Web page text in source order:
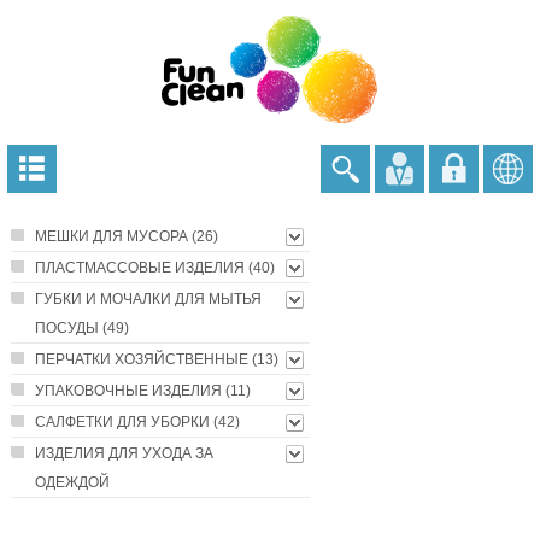
МЕШКИ ДЛЯ МУСОРА (26)
ПЛАСТМАССОВЫЕ ИЗДЕЛИЯ (40)
ГУБКИ И МОЧАЛКИ ДЛЯ МЫТЬЯ
ПОСУДЫ (49)
ПЕРЧАТКИ ХОЗЯЙСТВЕННЫЕ (13)
УПАКОВОЧНЫЕ ИЗДЕЛИЯ (11)
САЛФЕТКИ ДЛЯ УБОРКИ (42)
ИЗДЕЛИЯ ДЛЯ УХОДА ЗА
ОДЕЖДОЙ